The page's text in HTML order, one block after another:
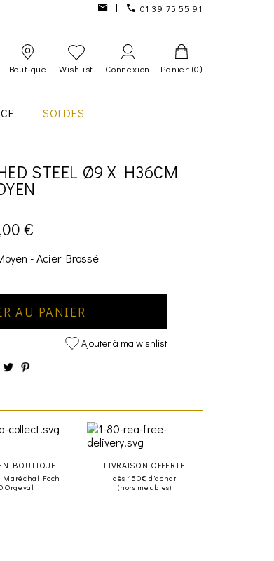
01 39 75 55 91
Boutique Wishlist Connexion Panier (0)
SOLDES
STEEL Ø9 X H36CM
€
- Acier Brossé
AU PANIER
Ajouter à ma wishlist
BOUTIQUE
Foch
Orgeval
LIVRAISON OFFERTE
dès 150€ d'achat
(hors meubles)